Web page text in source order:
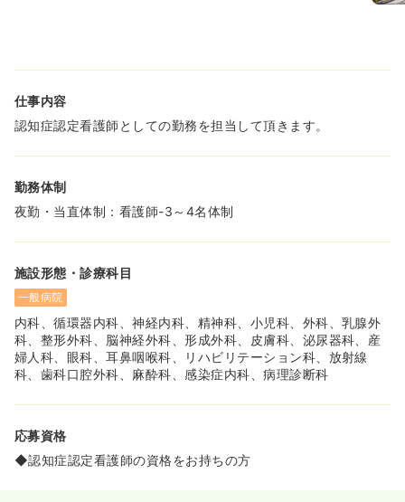
仕事内容
認知症認定看護師としての勤務を担当して頂きます。
勤務体制
夜勤・当直体制：看護師-3～4名体制
施設形態・診療科目
一般病院
内科、循環器内科、神経内科、精神科、小児科、外科、乳腺外
科、整形外科、脳神経外科、形成外科、皮膚科、泌尿器科、産
婦人科、眼科、耳鼻咽喉科、リハビリテーション科、放射線
科、歯科口腔外科、麻酔科、感染症内科、病理診断科
応募資格
◆認知症認定看護師の資格をお持ちの方